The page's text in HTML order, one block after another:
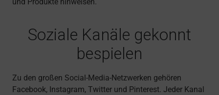
Soziale Kanäle gekonnt
bespielen
Zu den großen Social-Media-Netzwerken gehören
Facebook, Instagram, Twitter und Pinterest. Jeder Kanal